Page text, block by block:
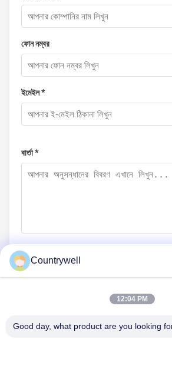
ফোন নম্বর
ইমেইল *
বার্তা *
আমাদের সাথে যোগাযোগ
Countrywell
12:04 PM
Good day, what product are you looking